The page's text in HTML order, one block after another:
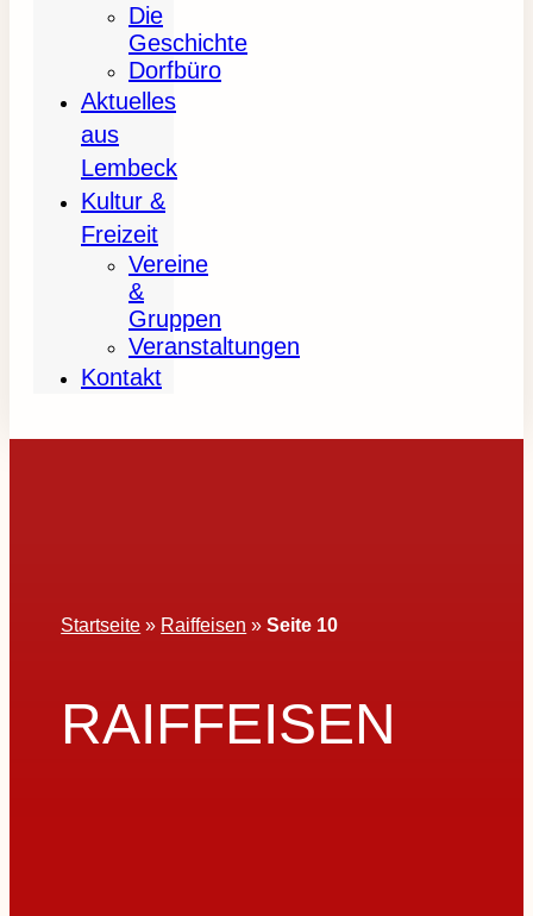
Die
Geschichte
Dorfbüro
Aktuelles
aus
Lembeck
Kultur &
Freizeit
Vereine
&
Gruppen
Veranstaltungen
Kontakt
Startseite » Raiffeisen »Seite 10
RAIFFEISEN